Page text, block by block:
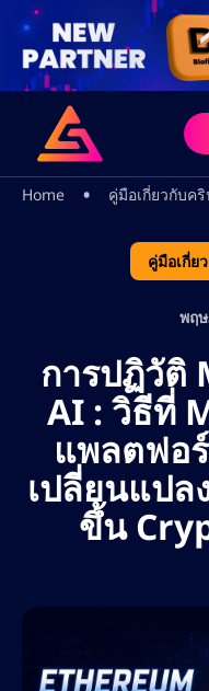
Home • คู่มือเกี่ยวกับค
คู่มือเกี่ย
พฤ
การปฏิวัติ
AI : วิธีที่
แพลตฟอ
เปลี่ยนแปล
ขึ้น